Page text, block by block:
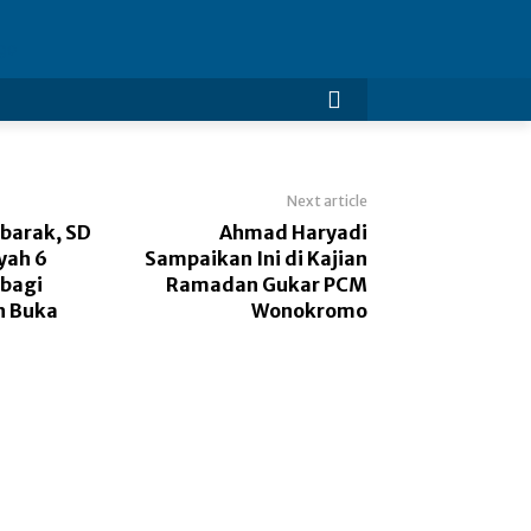
SD
6
Buka
Next article
Ahmad Haryadi
Sampaikan Ini di Kajian
Ramadan Gukar PCM
Wonokromo